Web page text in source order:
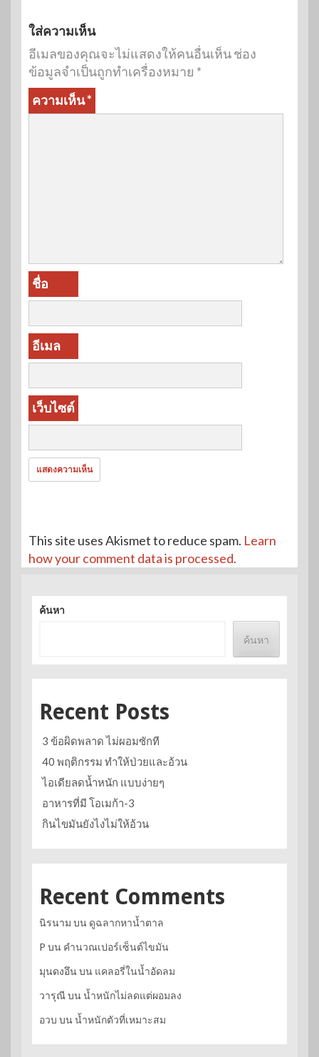
ใส่ความเห็น
อีเมลของคุณจะไม่แสดงให้คนอื่นเห็นช่อง
ข้อมูลจำเป็นถูกทำเครื่องหมาย *
ความเห็น*
ชื่อ
อีเมล
เว็บไซต์
This site uses Akismet to reduce spam. Learn
how your comment data is processed.
ค้นหา
ค้นหา
Recent Posts
3 ข้อผิดพลาด ไม่ผอมซักที
40 พฤติกรรม ทำให้ป่วยและอ้วน
ไอเดียลดน้ำหนัก แบบง่ายๆ
อาหารที่มี โอเมก้า-3
กินไขมันยังไงไม่ให้อ้วน
Recent Comments
นิรนาม บน ดูฉลากหาน้ำตาล
P บน คำนวณเปอร์เซ็นต์ไขมัน
มุนดงอึน บน แคลอรี่ในน้ำอัดลม
วารุณีบน น้ำหนักไม่ลดแต่ผอมลง
อวบ บน น้ำหนักตัวที่เหมาะสม